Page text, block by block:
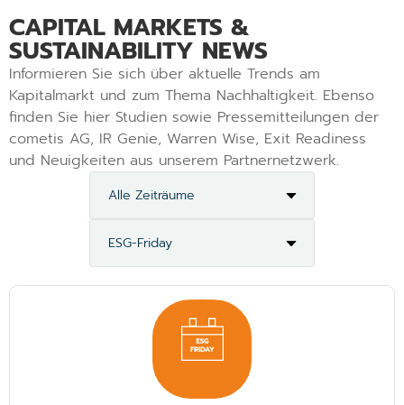
CAPITAL MARKETS &
SUSTAINABILITY NEWS
Informieren Sie sich über aktuelle Trends am
Kapitalmarkt und zum Thema Nachhaltigkeit. Ebenso
finden Sie hier Studien sowie Pressemitteilungen der
cometis AG, IR Genie, Warren Wise, Exit Readiness
und Neuigkeiten aus unserem Partnernetzwerk.